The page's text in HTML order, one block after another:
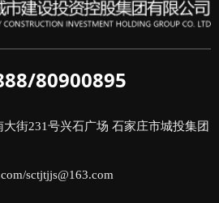
街231号兴石广场 石家庄市城投集团
sctjtjjs@163.com
80900895